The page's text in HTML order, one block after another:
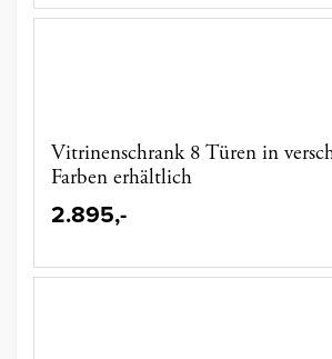
Vitrinenschrank 8 Türen in
Farben erhältlich
2.895,-